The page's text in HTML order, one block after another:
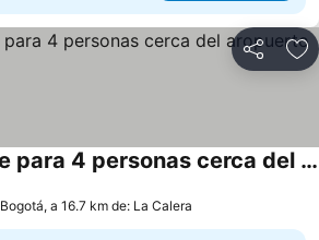
Compartir
Habitación doble para 4 personas cerca del aropuerto
Bogotá, a 16.7 km de: La Calera